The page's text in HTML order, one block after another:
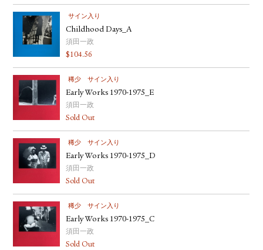
サイン入り
Childhood Days_A
須田一政
$104.56
稀少 サイン入り
Early Works 1970-1975_E
須田一政
Sold Out
稀少 サイン入り
Early Works 1970-1975_D
須田一政
Sold Out
稀少 サイン入り
Early Works 1970-1975_C
須田一政
Sold Out